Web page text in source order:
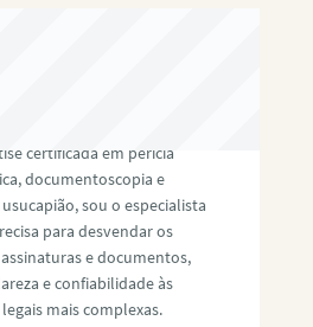
certificada em perícia
documentoscopia e
sou o especialista
para desvendar os
e documentos,
e confiabilidade às
mais complexas.